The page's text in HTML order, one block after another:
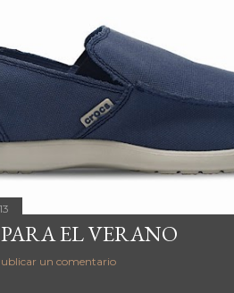
EL VERANO
un comentario